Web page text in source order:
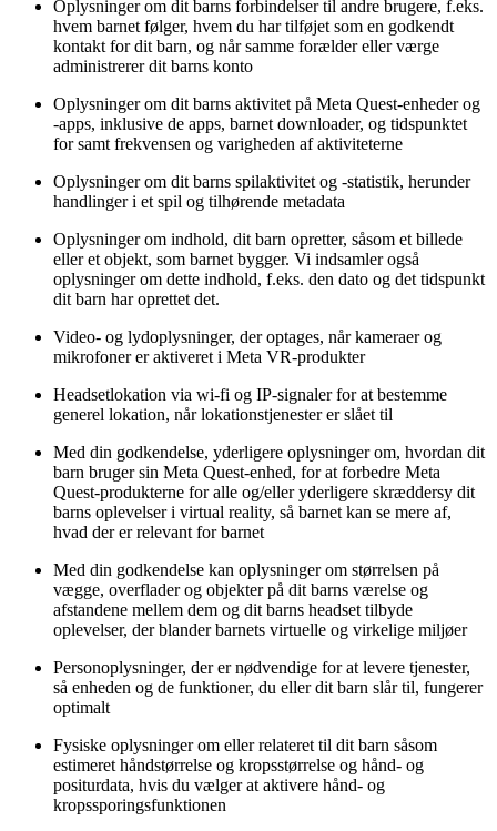
Oplysninger om dit barns forbindelser til andre brugere, f.eks.
hvem barnet følger, hvem du har tilføjet som en godkendt
kontakt for dit barn, og når samme forælder eller værge
administrerer dit barns konto
Oplysninger om dit barns aktivitet på Meta Quest-enheder og
-apps, inklusive de apps, barnet downloader, og tidspunktet
for samt frekvensen og varigheden af aktiviteterne
Oplysninger om dit barns spilaktivitet og -statistik, herunder
handlinger i et spil og tilhørende metadata
Oplysninger om indhold, dit barn opretter, såsom et billede
eller et objekt, som barnet bygger. Vi indsamler også
oplysninger om dette indhold, f.eks. den dato og det tidspunkt
dit barn har oprettet det.
Video- og lydoplysninger, der optages, når kameraer og
mikrofoner er aktiveret i Meta VR-produkter
Headsetlokation via wi-fi og IP-signaler for at bestemme
generel lokation, når lokationstjenester er slået til
Med din godkendelse, yderligere oplysninger om, hvordan dit
barn bruger sin Meta Quest-enhed, for at forbedre Meta
Quest-produkterne for alle og/eller yderligere skræddersy dit
barns oplevelser i virtual reality, så barnet kan se mere af,
hvad der er relevant for barnet
Med din godkendelse kan oplysninger om størrelsen på
vægge, overflader og objekter på dit barns værelse og
afstandene mellem dem og dit barns headset tilbyde
oplevelser, der blander barnets virtuelle og virkelige miljøer
Personoplysninger, der er nødvendige for at levere tjenester,
så enheden og de funktioner, du eller dit barn slår til, fungerer
optimalt
Fysiske oplysninger om eller relateret til dit barn såsom
estimeret håndstørrelse og kropsstørrelse og hånd- og
positurdata, hvis du vælger at aktivere hånd- og
kropssporingsfunktionen